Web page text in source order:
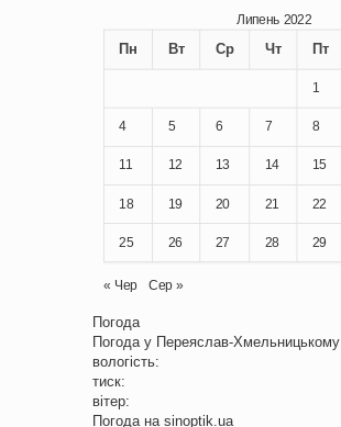
Липень 2022
Пн Вт Ср Чт Пт
1
4 5 6 7 8
11 12 13 14 15
18 19 20 21 22
25 26 27 28 29
« Чер Сер »
Погода
Погода у Переяслав-Хмельницькому
вологість:
тиск:
вітер:
Погода на sinoptik.ua